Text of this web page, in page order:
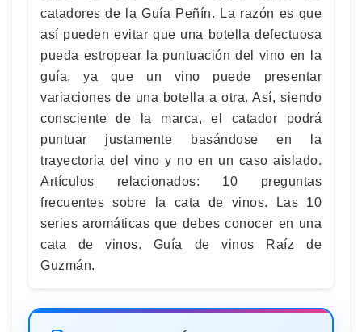
catadores de la Guía Peñín. La razón es que
así pueden evitar que una botella defectuosa
pueda estropear la puntuación del vino en la
guía, ya que un vino puede presentar
variaciones de una botella a otra. Así, siendo
consciente de la marca, el catador podrá
puntuar justamente basándose en la
trayectoria del vino y no en un caso aislado.
Artículos relacionados: 10 preguntas
frecuentes sobre la cata de vinos. Las 10
series aromáticas que debes conocer en una
cata de vinos. Guía de vinos Raíz de
Guzmán.